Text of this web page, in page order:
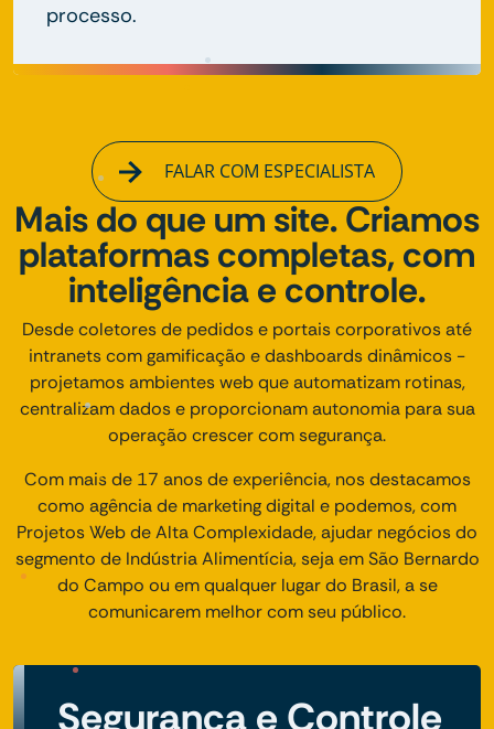
processo.
FALAR COM ESPECIALISTA
Mais do que um site. Criamos
plataformas completas, com
inteligência e controle.
Desde coletores de pedidos e portais corporativos até
intranets com gamificação e dashboards dinâmicos -
projetamos ambientes web que automatizam rotinas,
centralizam dados e proporcionam autonomia para sua
operação crescer com segurança.
Com mais de 17 anos de experiência, nos destacamos
como agência de marketing digital e podemos, com
Projetos Web de Alta Complexidade, ajudar negócios do
segmento de Indústria Alimentícia, seja em São Bernardo
do Campo ou em qualquer lugar do Brasil, a se
comunicarem melhor com seu público.
Segurança e Controle